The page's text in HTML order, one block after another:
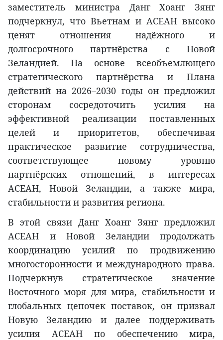
заместитель министра Данг Хоанг Зянг
подчеркнул, что Вьетнам и АСЕАН высоко
ценят отношения надёжного и
долгосрочного партнёрства с Новой
Зеландией. На основе всеобъемлющего
стратегического партнёрства и Плана
действий на 2026–2030 годы он предложил
сторонам сосредоточить усилия на
эффективной реализации поставленных
целей и приоритетов, обеспечивая
практическое развитие сотрудничества,
соответствующее новому уровню
партнёрских отношений, в интересах
АСЕАН, Новой Зеландии, а также мира,
стабильности и развития региона.
В этой связи Данг Хоанг Зянг предложил
АСЕАН и Новой Зеландии продолжать
координацию усилий по продвижению
многосторонности и международного права.
Подчеркнув стратегическое значение
Восточного моря для мира, стабильности и
глобальных цепочек поставок, он призвал
Новую Зеландию и далее поддерживать
усилия АСЕАН по обеспечению мира,